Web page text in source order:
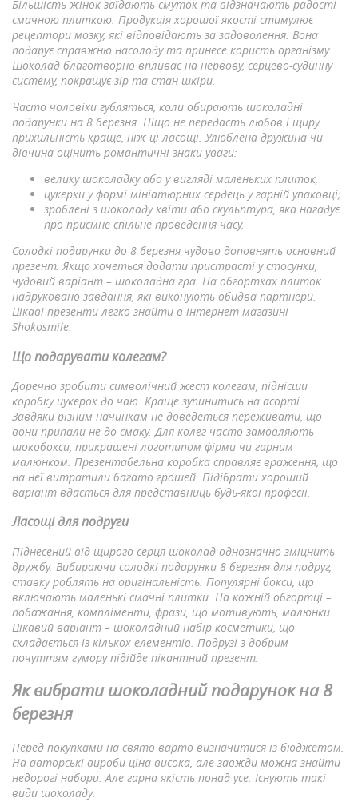
Більшість жінок заїдають смуток та відзначають радості
смачною плиткою. Продукція хорошої якості стимулює
рецептори мозку, які відповідають за задоволення. Вона
подарує справжню насолоду та принесе користь організму.
Шоколад благотворно впливає на нервову, серцево-судинну
систему, покращує зір та стан шкіри.
Часто чоловіки губляться, коли обирають шоколадні
подарунки на 8 березня. Ніщо не передасть любов і щиру
прихильність краще, ніж ці ласощі. Улюблена дружина чи
дівчина оцінить романтичні знаки уваги:
велику шоколадку або у вигляді маленьких плиток;
цукерки у формі мініатюрних сердець у гарній упаковці;
зроблені з шоколаду квіти або скульптура, яка нагадує
про приємне спільне проведення часу.
Солодкі подарунки до 8 березня чудово доповнять основний
презент. Якщо хочеться додати пристрасті у стосунки,
чудовий варіант – шоколадна гра. На обгортках плиток
надруковано завдання, які виконують обидва партнери.
Цікаві презенти легко знайти в інтернет-магазині
Shokosmile.
Що подарувати колегам?
Доречно зробити символічний жест колегам, піднісши
коробку цукерок до чаю. Краще зупинитись на асорті.
Завдяки різним начинкам не доведеться переживати, що
вони припали не до смаку. Для колег часто замовляють
шокобокси, прикрашені логотипом фірми чи гарним
малюнком. Презентабельна коробка справляє враження, що
на неї витратили багато грошей. Підібрати хороший
варіант вдасться для представниць будь-якої професії.
Ласощі для подруги
Піднесений від щирого серця шоколад однозначно зміцнить
дружбу. Вибираючи солодкі подарунки 8 березня для подруг,
ставку роблять на оригінальність. Популярні бокси, що
включають маленькі смачні плитки. На кожній обгортці –
побажання, компліменти, фрази, що мотивують, малюнки.
Цікавий варіант – шоколадний набір косметики, що
складається із кількох елементів. Подрузі з добрим
почуттям гумору підійде пікантний презент.
Як вибрати шоколадний подарунок на 8
березня
Перед покупками на свято варто визначитися із бюджетом.
На авторські вироби ціна висока, але завжди можна знайти
недорогі набори. Але гарна якість понад усе. Існують такі
види шоколаду: